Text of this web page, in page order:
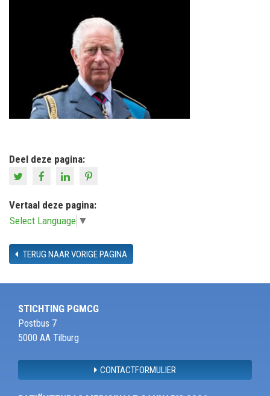
Deel deze pagina:
Vertaal deze pagina:
Select Language ▼
TERUG NAAR VORIGE PAGINA
STICHTING PGMCG
Postbus 7
5000 AA Tilburg
CONTACTFORMULIER